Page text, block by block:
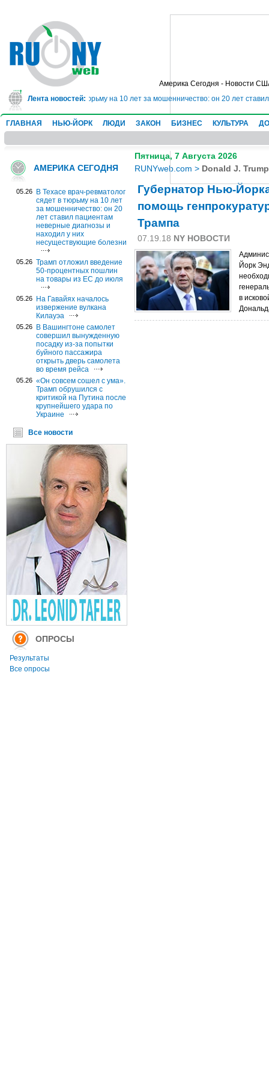
Америка Сегодня - Новости
Лента новостей:
ревматолог сядет в тюрьму на 10 лет за мошенничество: он 20 лет
ГЛАВНАЯ НЬЮ-ЙОРК ЛЮДИ ЗАКОН БИЗНЕС КУЛЬТУРА
АМЕРИКА СЕГОДНЯ
05.26
В Техасе врач-ревматолог
сядет в тюрьму на 10 лет
за мошенничество: он 20
лет ставил пациентам
неверные диагнозы и
находил у них
несуществующие болезни
05.26 Трамп отложил введение
50-процентных пошлин
на товары из ЕС до июля
05.26
На Гавайях началось
извержение вулкана
Килауэа
05.26
В Вашингтоне самолет
совершил вынужденную
посадку из-за попытки
буйного пассажира
открыть дверь самолета
во время рейса
05.26 «Он совсем сошел с ума».
Трамп обрушился с
критикой на Путина после
крупнейшего удара по
Украине
Все новости
ОПРОСЫ
Результаты
Все опросы
Пятница, 7 Августа 2026
RUNYweb.com > Donald J.
Губернатор Нью-
помощь
Трампа
07.19.18 NY НОВОСТИ
Йорк
в